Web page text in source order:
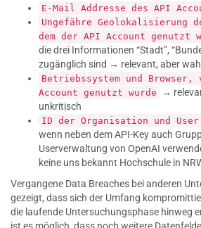
E-Mail Addresse des API
Ungefähre Geolokalisierung
dem der API Account genutzt
die drei Informationen “Stadt”,
zugänglich sind → relevant, aber
Betriebssystem und Browser,
Account genutzt wurde
→
unkritisch
ID der Organisation und
wenn neben dem API-Key auch
Userverwaltung von OpenAI
keine uns bekannt Hochschule in
Vergangene Data Breaches bei anderen
gezeigt, dass sich der Umfang
die laufende Untersuchungsphase hinweg